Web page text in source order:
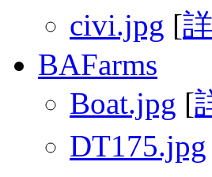
civi.jpg [
BAFarms
Boat.jpg [
DT175.jpg